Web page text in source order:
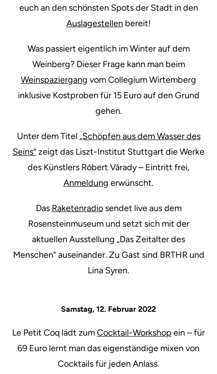
euch an den schönsten Spots der Stadt in den
Auslagestellen bereit!
Was passiert eigentlich im Winter auf dem
Weinberg? Dieser Frage kann man beim
Weinspaziergang vom Collegium Wirtemberg
inklusive Kostproben für 15 Euro auf den Grund
gehen.
Unter dem Titel „Schöpfen aus dem Wasser des
Seins“zeigt das Liszt-Institut Stuttgart die Werke
des Künstlers Róbert Várady – Eintritt frei,
Anmeldung erwünscht.
Das Raketenradiosendet live aus dem
Rosensteinmuseum und setzt sich mit der
aktuellen Ausstellung „Das Zeitalter des
Menschen“ auseinander. Zu Gast sind BRTHR und
Lina Syren.
Samstag, 12. Februar 2022
Le Petit Coq lädt zumCocktail-Workshop ein – für
69 Euro lernt man das eigenständige mixen von
Cocktails für jeden Anlass.